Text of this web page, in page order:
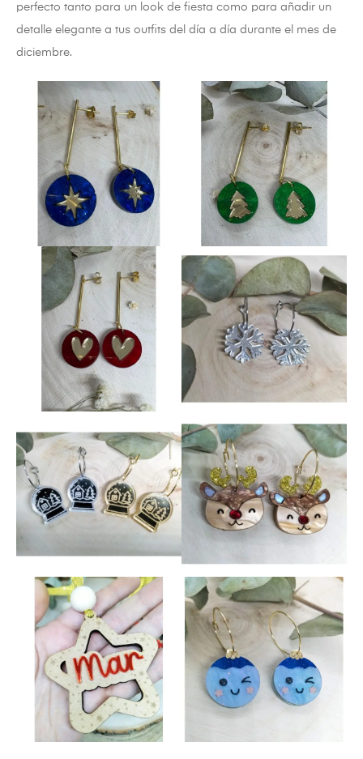
perfecto tanto para un look de fiesta como para añadir un
detalle elegante a tus outfits del día a día durante el mes de
diciembre.